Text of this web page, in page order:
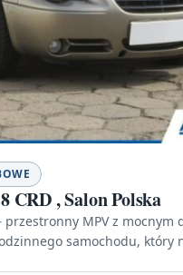
CRD , Salon Polska
przestronny MPV z mocnym
samochodu, który